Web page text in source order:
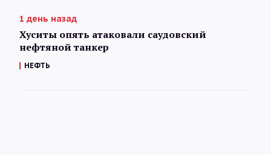
1 день назад
Хуситы опять атаковали саудовский
нефтяной танкер
НЕФТЬ